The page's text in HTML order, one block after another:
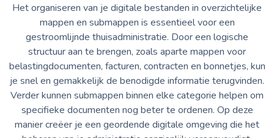
Het organiseren van je digitale bestanden in overzichtelijke
mappen en submappen is essentieel voor een
gestroomlijnde thuisadministratie. Door een logische
structuur aan te brengen, zoals aparte mappen voor
belastingdocumenten, facturen, contracten en bonnetjes, kun
je snel en gemakkelijk de benodigde informatie terugvinden.
Verder kunnen submappen binnen elke categorie helpen om
specifieke documenten nog beter te ordenen. Op deze
manier creëer je een geordende digitale omgeving die het